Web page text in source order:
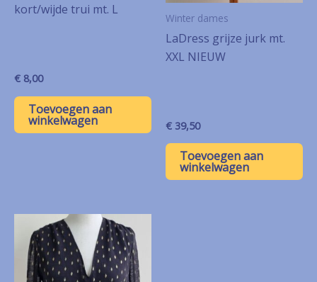
kort/wijde trui mt. L
€ 8,00
Toevoegen aan
winkelwagen
Winter dames
LaDress grijze jurk mt.
XXL NIEUW
€ 39,50
Toevoegen aan
winkelwagen